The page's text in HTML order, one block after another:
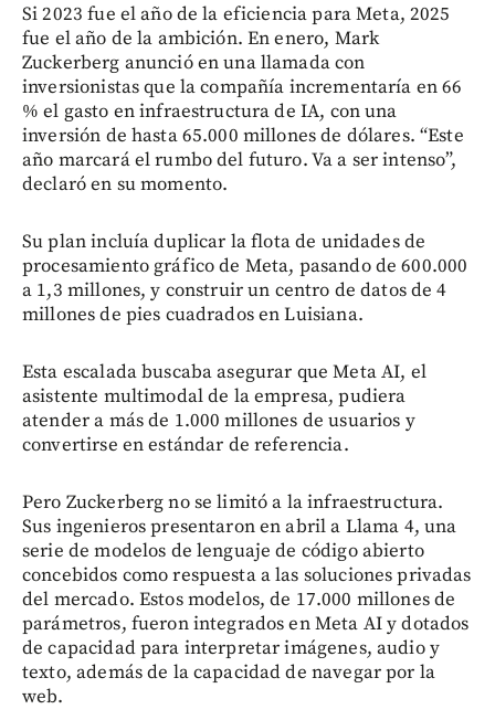
Si 2023 fue el año de la eficiencia para Meta, 2025
fue el año de la ambición. En enero, Mark
Zuckerberg anunció en una llamada con
inversionistas que la compañía incrementaría en 66
% el gasto en infraestructura de IA, con una
inversión de hasta 65.000 millones de dólares. “Este
año marcará el rumbo del futuro. Va a ser intenso”,
declaró en su momento.
Su plan incluía duplicar la flota de unidades de
procesamiento gráfico de Meta, pasando de 600.000
a 1,3 millones, y construir un centro de datos de 4
millones de pies cuadrados en Luisiana.
Esta escalada buscaba asegurar que Meta AI, el
asistente multimodal de la empresa, pudiera
atender a más de 1.000 millones de usuarios y
convertirse en estándar de referencia.
Pero Zuckerberg no se limitó a la infraestructura.
Sus ingenieros presentaron en abril a Llama 4, una
serie de modelos de lenguaje de código abierto
concebidos como respuesta a las soluciones privadas
del mercado. Estos modelos, de 17.000 millones de
parámetros, fueron integrados en Meta AI y dotados
de capacidad para interpretar imágenes, audio y
texto, además de la capacidad de navegar por la
web.